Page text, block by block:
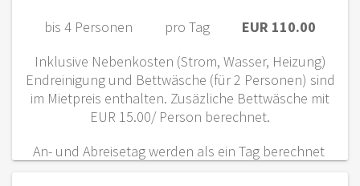
bis 4 Personen pro Tag EUR 110.00
Inklusive Nebenkosten (Strom, Wasser, Heizung)
Endreinigung und Bettwäsche (für 2 Personen) sind
im Mietpreis enthalten. Zusäzliche Bettwäsche mit
EUR 15.00/ Person berechnet.
An- und Abreisetag werden als ein Tag berechnet